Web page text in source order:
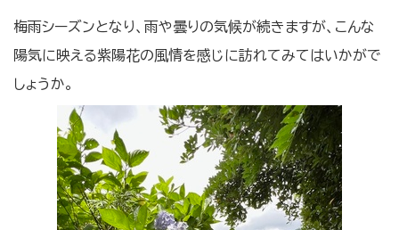
梅雨シーズンとなり、雨や曇りの気候が続きますが、こんな
陽気に映える紫陽花の風情を感じに訪れてみてはいかがで
しょうか。